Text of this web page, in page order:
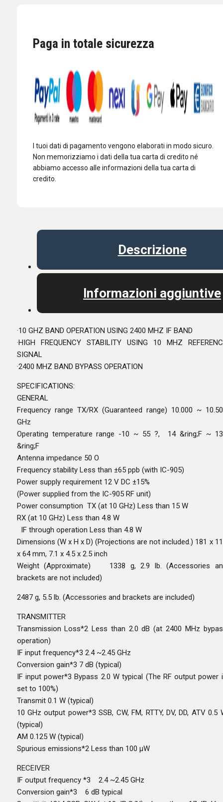
quantità
Paga in totale sicurezza
I tuoi dati di pagamento vengono elaborati in modo sicuro.
Non memorizziamo i dati della tua carta di credito né
abbiamo accesso alle informazioni della tua carta di
credito.
Descrizione
Informazioni aggiuntive
·10 GHZ BAND OPERATION USING 2400 MHZ IF BAND
·HIGH FREQUENCY STABILITY USING 10 MHZ
SIGNAL
·2400 MHZ BAND BYPASS OPERATION
SPECIFICATIONS:
GENERAL
Frequency range TX/RX (Guaranteed range) 10.000 ~
GHz
Operating temperature range -10 ~ 55 ?, 14 &ring;F ~
&ring;F
Antenna impedance 50 O
Frequency stability Less than ±65 ppb (with IC-905)
Power supply requirement 12 V DC ±15%
(Power supplied from the IC-905 RF unit)
Power consumption TX (at 10 GHz) Less than 15 W
RX (at 10 GHz) Less than 4.8 W
IF through operation Less than 4.8 W
Dimensions (W x H x D) (Projections are not included.) 181 x
x 64 mm, 7.1 x 4.5 x 2.5 inch
Weight (Approximate) 1338 g, 2.9 lb. (Accessories
brackets are not included)
2487 g, 5.5 lb. (Accessories and brackets are included)
TRANSMITTER
Transmission Loss*2 Less than 2.0 dB (at 2400 MHz
operation)
IF input frequency*3 2.4 ~2.45 GHz
Conversion gain*3 7 dB (typical)
IF input power*3 Bypass 2.0 W typical (The RF output power
set to 100%)
Transmit 0.1 W (typical)
10 GHz output power*3 SSB, CW, FM, RTTY, DV, DD, ATV 0.5
(typical)
AM 0.125 W (typical)
Spurious emissions*2 Less than 100 µW
RECEIVER
IF output frequency *3 2.4 ~2.45 GHz
Conversion gain*3 6 dB typical